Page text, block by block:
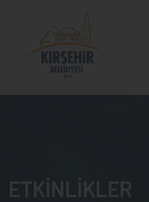
ETKİNLİKLER